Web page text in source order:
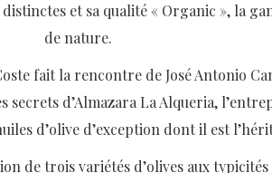
et sa qualité « Organic », la
de nature.
fait la rencontre de José Antonio
d’Almazara La Alqueria,
d’olive d’exception dont il est
de trois variétés d’olives aux